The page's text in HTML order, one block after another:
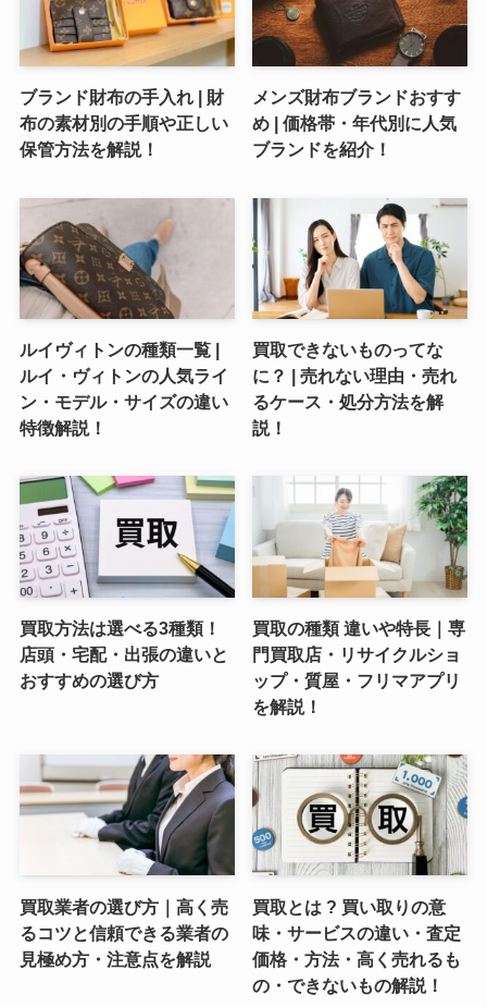
ブランド財布の手入れ | 財
布の素材別の手順や正しい
保管方法を解説！
メンズ財布ブランドおすす
め | 価格帯・年代別に人気
ブランドを紹介！
ルイヴィトンの種類一覧 |
ルイ・ヴィトンの人気ライ
ン・モデル・サイズの違い
特徴解説！
買取できないものってな
に？ | 売れない理由・売れ
るケース・処分方法を解
説！
買取方法は選べる3種類！
店頭・宅配・出張の違いと
おすすめの選び方
買取の種類 違いや特長｜専
門買取店・リサイクルショ
ップ・質屋・フリマアプリ
を解説！
買取業者の選び方｜高く売
るコツと信頼できる業者の
見極め方・注意点を解説
買取とは ? 買い取りの意
味・サービスの違い・査定
価格・方法・高く売れるも
の・できないもの解説！